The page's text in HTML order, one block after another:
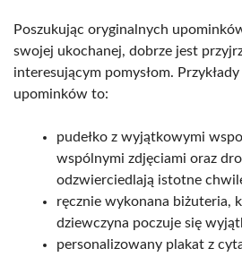
Poszukując oryginalnych
swojej ukochanej, dobrze jest
interesującym pomysłom.
upominków to:
pudełko z wyjątkowymi
wspólnymi zdjęciami oraz
odzwierciedlają istotne
ręcznie wykonana biżuteria,
dziewczyna poczuje się
personalizowany plakat z